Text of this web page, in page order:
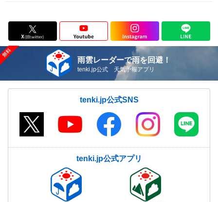
雨雲レーダーで雨を回避！
tenki.jp公式 天気予報アプリ
tenki.jp公式SNS
tenki.jp公式アプリ